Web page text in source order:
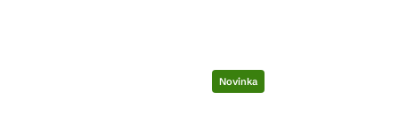
Novinka